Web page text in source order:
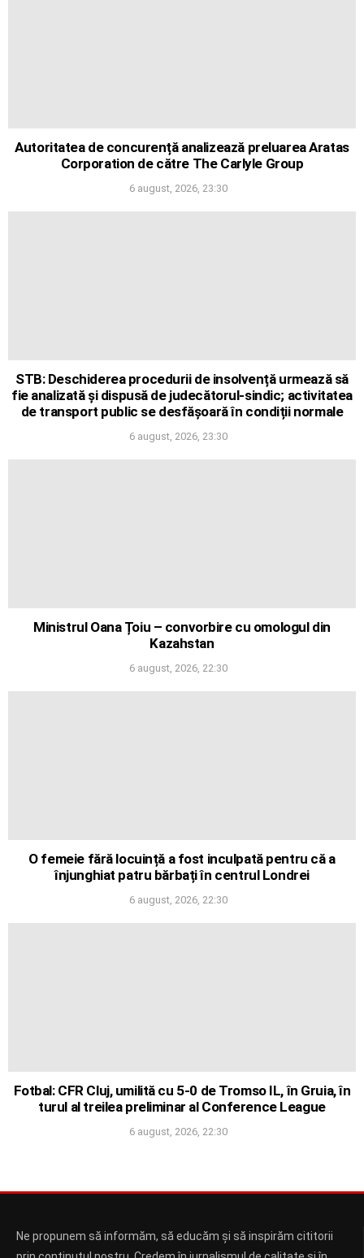
Autoritatea de concurență analizează preluarea Aratas
Corporation de către The Carlyle Group
6 august, 2026, 23:30
STB: Deschiderea procedurii de insolvență urmează să
fie analizată și dispusă de judecătorul-sindic; activitatea
de transport public se desfășoară în condiții normale
6 august, 2026, 23:30
Ministrul Oana Țoiu – convorbire cu omologul din
Kazahstan
6 august, 2026, 22:30
O femeie fără locuință a fost inculpată pentru că a
înjunghiat patru bărbați în centrul Londrei
6 august, 2026, 22:30
Fotbal: CFR Cluj, umilită cu 5-0 de Tromso IL, în Gruia, în
turul al treilea preliminar al Conference League
6 august, 2026, 22:30
Ne propunem să informăm, să educăm și să inspirăm cititorii